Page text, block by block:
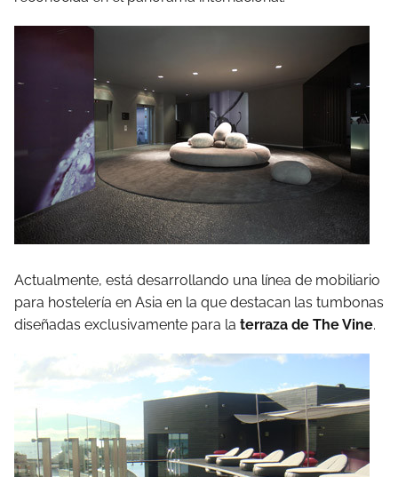
Actualmente, está desarrollando una línea de mobiliario
para hostelería en Asia en la que destacan las tumbonas
diseñadas exclusivamente para la terraza de The Vine.